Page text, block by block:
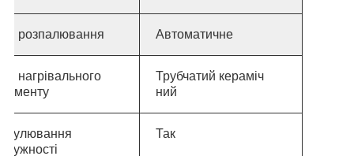
розпалювання Автоматичне
нагрівального
Трубчатий кераміч
ний
Так